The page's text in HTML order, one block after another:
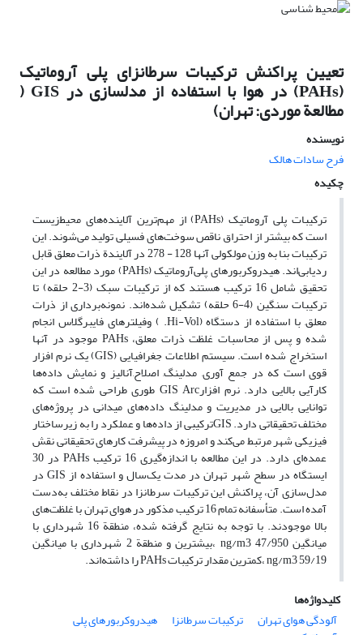
تعیین پراکنش ترکیبات سرطانزای پلی آروماتیک
(PAHs) در هوا با استفاده از مدلسازی در GIS (
مطالعة موردی: تهران)
نویسنده
فرح سادات هالک
چکیده
ترکیبات پلی آروماتیک (PAHs) از مهم‌ترین آلاینده‌های محیط‌زیست
است که بیشتر از احتراق ناقص سوخت‌های فسیلی تولید می‌شوند. این
ترکیبات بنا به وزن مولکولی آنها 128 - 278 در آلایندة ذرات معلق قابل
ردیابی‌اند. هیدروکربورهای پلی‌آروماتیک (PAHs) مورد مطالعه در این
تحقیق شامل 16 ترکیب هستند که از ترکیبات سبک (3-2 حلقه) تا
ترکیبات سنگین (4-6 حلقه) تشکیل شده‌اند. نمونه‌برداری از ذرات
معلق, با استفاده از دستگاه (Hi-Vol. ) وفیلترهای فایبرگلاس انجام
شده و پس از محاسبات غلظت ذرات معلق، PAHs موجود در آنها
استخراج شده است. سیستم اطلاعات جغرافیایی (GIS) یک نرم افزار
قوی است که در جمع آوری, مدلینگ, اصلاح,آنالیز و نمایش داده‌ها
کارآیی بالایی دارد. نرم افزارGIS Arc طوری طراحی شده است که
توانایی بالایی در مدیریت و مدلینگ داده‌های میدانی در پروژه‌های
مختلف تحقیقاتی دارد. GISترکیبی از داده‌ها و عملکرد را به زیرساختار
فیزیکی شهر مرتبط می‌کند و امروزه در پیشرفت کارهای تحقیقاتی نقش
عمده‌ای دارد. در این مطالعه با اندازه‌گیری 16 ترکیب PAHs در 30
ایستگاه در سطح شهر تهران در مدت یک‌سال و استفاده از GIS در
مدل‌سازی آن، پراکنش این ترکیبات سرطانزا در نقاط مختلف به‌دست
آمده است. متأسفانه تمام 16 ترکیب مذکور در هوای تهران با غلظت‌های
بالا موجودند. با توجه به نتایج گرفته شده، منطقة 16 شهرداری با
میانگین ng/m3 47/950 ،بیشترین و منطقة 2 شهرداری با میانگین
ng/m3 59/19 ،کمترین مقدار ترکیبات PAHs را داشته‌اند.
کلیدواژه‌ها
آلودگی هوای تهران
ترکیبات سرطانزا هیدروکربورهای پلی